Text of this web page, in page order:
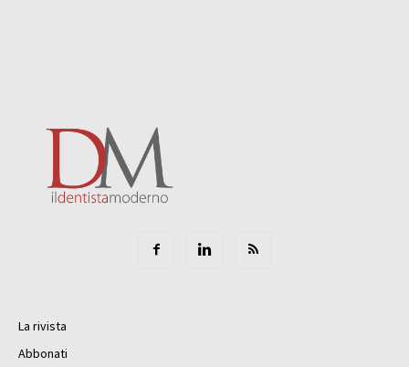
La rivista
Abbonati